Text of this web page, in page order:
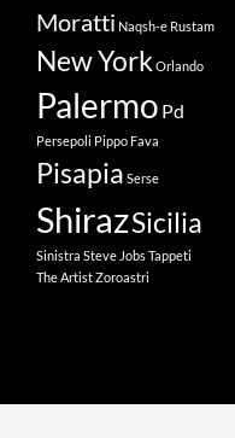
Moratti Naqsh-e Rustam
New York Orlando
Palermo Pd
Persepoli Pippo Fava
Pisapia Serse
ShirazSicilia
Sinistra Steve JobsTappeti
The ArtistZoroastri